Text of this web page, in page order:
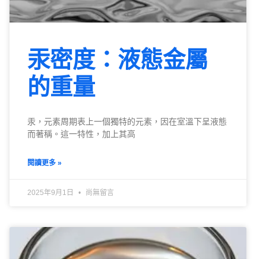
汞密度：液態金屬
的重量
汞，元素周期表上一個獨特的元素，因在室溫下呈液態
而著稱。這一特性，加上其高
閱讀更多 »
2025年9月1日 尚無留言